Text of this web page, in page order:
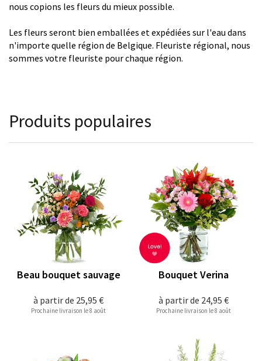
nous copions les fleurs du mieux possible.
Les fleurs seront bien emballées et expédiées sur l'eau dans
n'importe quelle région de Belgique. Fleuriste régional, nous
sommes votre fleuriste pour chaque région.
Produits populaires
à partir de 25,95 €
Beau bouquet sauvage
Prochaine livraison le 8 août
à partir de 24,95 €
Bouquet Verina
Prochaine livraison le 8 août